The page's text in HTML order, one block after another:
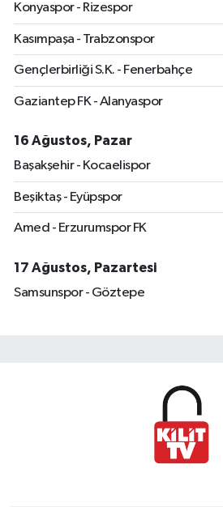
Konyaspor - Rizespor
Kasımpaşa - Trabzonspor
Gençlerbirliği S.K. - Fenerbahçe
Gaziantep FK - Alanyaspor
16 Ağustos, Pazar
Başakşehir - Kocaelispor
Beşiktaş - Eyüpspor
Amed - Erzurumspor FK
17 Ağustos, Pazartesi
Samsunspor - Göztepe